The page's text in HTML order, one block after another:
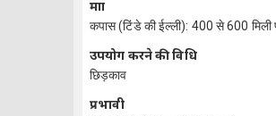
मात्रा
कपास (टिंडे की ईल्ली): 400 से 600 मिली
उपयोग करने की विधि
छिड़काव
प्रभावी